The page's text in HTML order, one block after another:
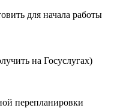
для начала работы
на Госуслугах)
перепланировки